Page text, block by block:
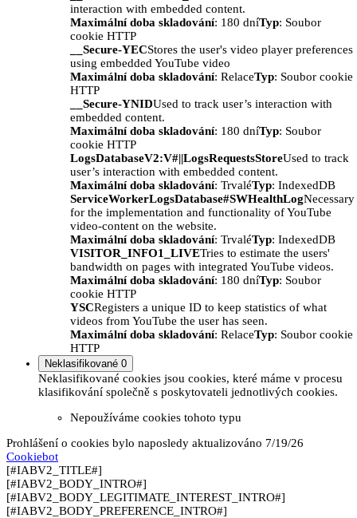
interaction with embedded content.
Maximální doba skladování: 180 dníTyp: Soubor
cookie HTTP
__Secure-YECStores the user's video player preferences
using embedded YouTube video
Maximální doba skladování: RelaceTyp: Soubor cookie
HTTP
__Secure-YNIDUsed to track user’s interaction with
embedded content.
Maximální doba skladování: 180 dníTyp: Soubor
cookie HTTP
LogsDatabaseV2:V#||LogsRequestsStoreUsed to track
user’s interaction with embedded content.
Maximální doba skladování: TrvaléTyp: IndexedDB
ServiceWorkerLogsDatabase#SWHealthLogNecessary
for the implementation and functionality of YouTube
video-content on the website.
Maximální doba skladování: TrvaléTyp: IndexedDB
VISITOR_INFO1_LIVETries to estimate the users'
bandwidth on pages with integrated YouTube videos.
Maximální doba skladování: 180 dníTyp: Soubor
cookie HTTP
YSCRegisters a unique ID to keep statistics of what
videos from YouTube the user has seen.
Maximální doba skladování: RelaceTyp: Soubor cookie
HTTP
Neklasifikované 0
Neklasifikované cookies jsou cookies, které máme v procesu
klasifikování společně s poskytovateli jednotlivých cookies.
Nepoužíváme cookies tohoto typu
Prohlášení o cookies bylo naposledy aktualizováno 7/19/26
Cookiebot
[#IABV2_TITLE#]
[#IABV2_BODY_INTRO#]
[#IABV2_BODY_LEGITIMATE_INTEREST_INTRO#]
[#IABV2_BODY_PREFERENCE_INTRO#]